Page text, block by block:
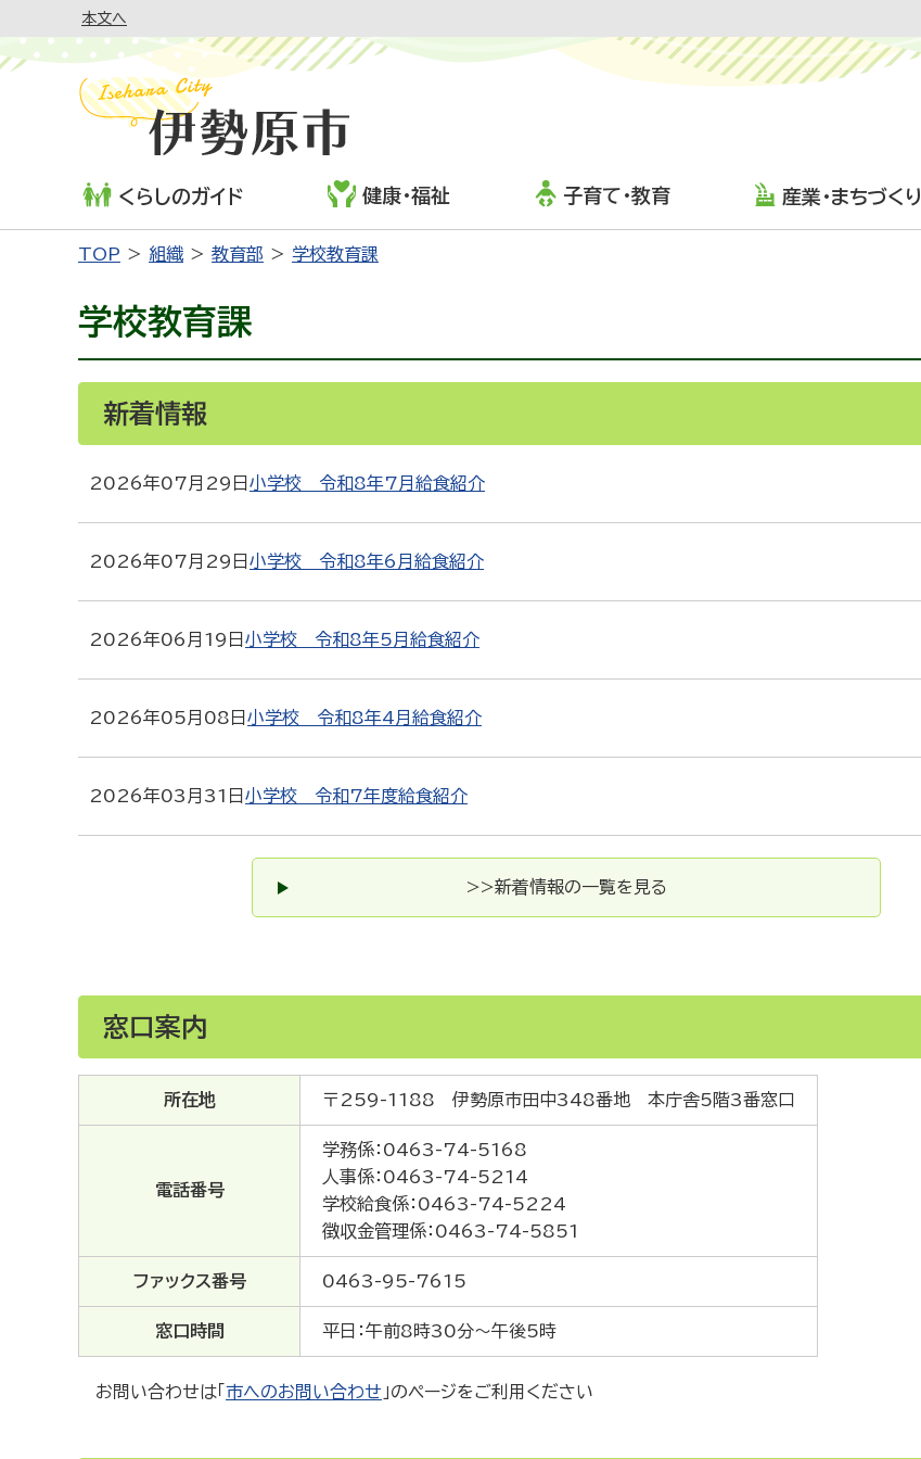
本文へ
くらしのガイド 健康・福祉 子育て・教育 産業・まちづくり
TOP 組織 教育部 学校教育課
学校教育課
新着情報
2026年07月29日 小学校 令和8年7月給食紹介
2026年07月29日 小学校 令和8年6月給食紹介
2026年06月19日 小学校 令和8年5月給食紹介
2026年05月08日 小学校 令和8年4月給食紹介
2026年03月31日 小学校 令和7年度給食紹介
>>新着情報の一覧を見る
窓口案内
所在地 〒259-1188 伊勢原市田中348番地 本庁舎5階3番窓口
電話番号
学務係：0463-74-5168
人事係：0463-74-5214
学校給食係：0463-74-5224
徴収金管理係：0463-74-5851
ファックス番号 0463-95-7615
窓口時間 平日：午前8時30分～午後5時
お問い合わせは「 市へのお問い合わせ 」のページをご利用ください